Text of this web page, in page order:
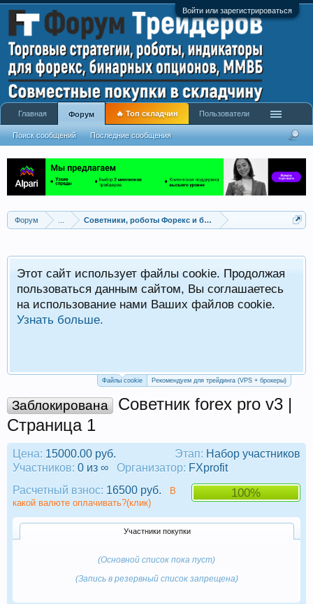
Войти или зарегистрироваться
Форум Советники, роботы Форекс и бинарных опционов
Этот сайт использует файлы cookie. Продолжая
пользоваться данным сайтом, Вы соглашаетесь
на использование нами Ваших файлов cookie.
Узнать больше.
Файлы cookie Рекомендуем для трейдинга (VPS + брокеры)
Заблокирована
Советник forex pro v3 |
Страница 1
Этап: Набор участников
Цена: 15000.00 руб.
Участников: 0 из ∞ Организатор: FXprofit
100%
Расчетный взнос: 16500 руб.
В
какой валюте оплачивать?(клик)
Участники покупки
(Основной список пока пуст)
(Запись в резервный список запрещена)
Главная Форум
Поиск сообщений Последние сообщения
🔥 Топ складчин Пользователи